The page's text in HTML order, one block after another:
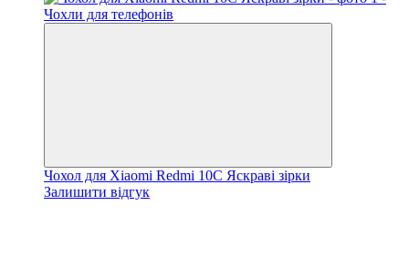
Чохол для Xiaomi Redmi 10C Яскраві зірки
Залишити відгук